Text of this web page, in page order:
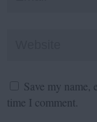
Save my name,
time I comment.